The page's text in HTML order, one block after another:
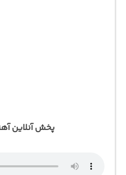
پخش آنلاین